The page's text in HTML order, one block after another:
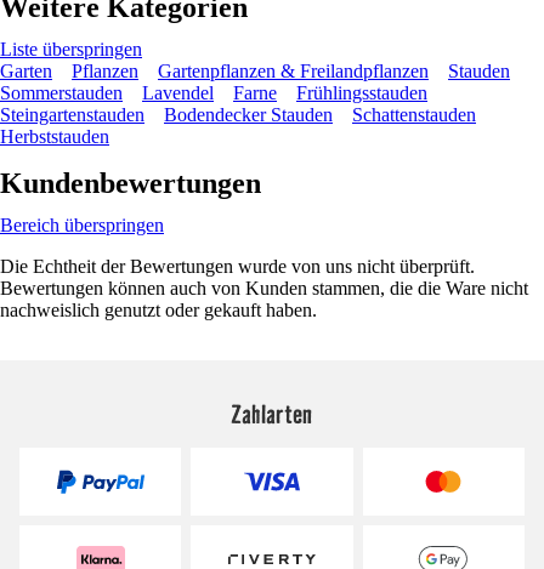
Weitere Kategorien
Liste überspringen
Garten
Pflanzen Gartenpflanzen & Freilandpflanzen
Stauden
Sommerstauden
Lavendel Farne
Frühlingsstauden
Steingartenstauden
Bodendecker Stauden
Schattenstauden
Herbststauden
Kundenbewertungen
Bereich überspringen
Die Echtheit der Bewertungen wurde von uns nicht überprüft.
Bewertungen können auch von Kunden stammen, die die Ware nicht
nachweislich genutzt oder gekauft haben.
Zahlarten